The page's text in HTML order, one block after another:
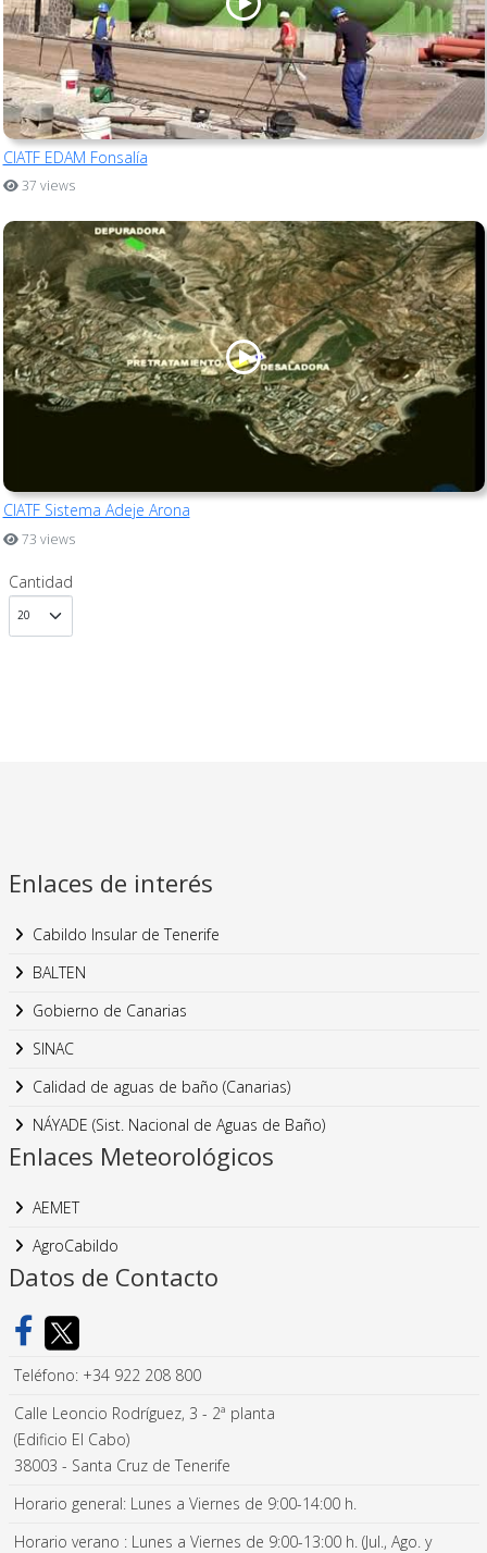
CIATF EDAM Fonsalía
37 views
CIATF Sistema Adeje Arona
73 views
Cantidad
Enlaces de interés
Cabildo Insular de Tenerife
BALTEN
Gobierno de Canarias
SINAC
Calidad de aguas de baño (Canarias)
NÁYADE (Sist. Nacional de Aguas de Baño)
Enlaces Meteorológicos
AEMET
AgroCabildo
Datos de Contacto
Teléfono: +34 922 208 800
Calle Leoncio Rodríguez, 3 - 2ª planta
(Edificio El Cabo)
38003 - Santa Cruz de Tenerife
Horario general: Lunes a Viernes de 9:00-14:00 h.
Horario verano : Lunes a Viernes de 9:00-13:00 h. (Jul., Ago. y